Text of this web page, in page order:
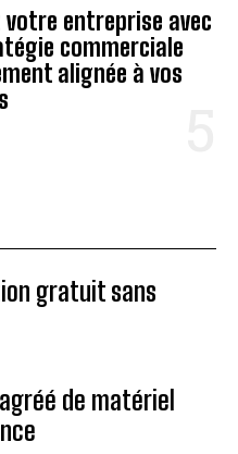
votre entreprise avec
commerciale
alignée à vos
gratuit sans
de matériel